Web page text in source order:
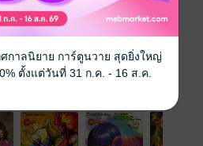
133 หน้า
ศกาลนิยาย การ์ตูนวาย สุดยิ่งใหญ่
ตั้งแต่วันที่ 31 ก.ค. - 16 ส.ค.